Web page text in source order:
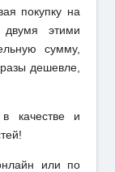
покупку на
двумя этими
сумму,
дешевле,
качестве и
или по